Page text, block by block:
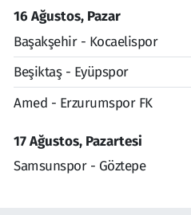
16 Ağustos, Pazar
Başakşehir - Kocaelispor
Beşiktaş - Eyüpspor
Amed - Erzurumspor FK
17 Ağustos, Pazartesi
Samsunspor - Göztepe